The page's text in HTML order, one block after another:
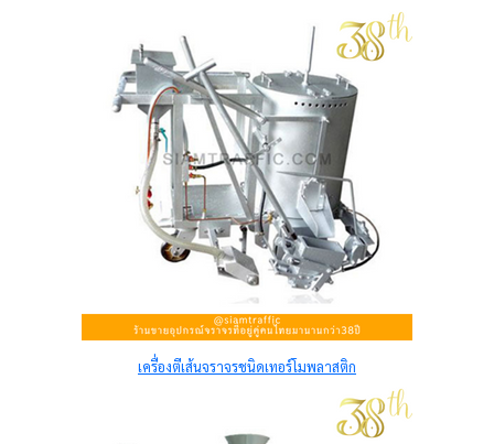
เครื่องตีเส้นจราจรชนิดเทอร์โมพลาสติก